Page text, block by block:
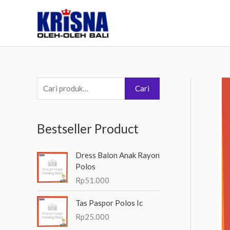
e
c
a
u
Cari
Bestseller Product
Dress Balon Anak Rayon
Polos
Rp51.000
Tas Paspor Polos Ic
Rp25.000